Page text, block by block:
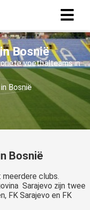
Bosnië
voetbalteams in
Bosnië
Bosnië
meerdere clubs.
Sarajevo zijn twee
FK Sarajevo en FK